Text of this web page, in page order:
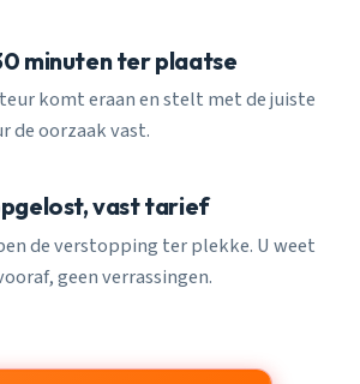
minuten ter plaatse
komt eraan en stelt met de juiste
de oorzaak vast.
vast tarief
de verstopping ter plekke. U weet
geen verrassingen.